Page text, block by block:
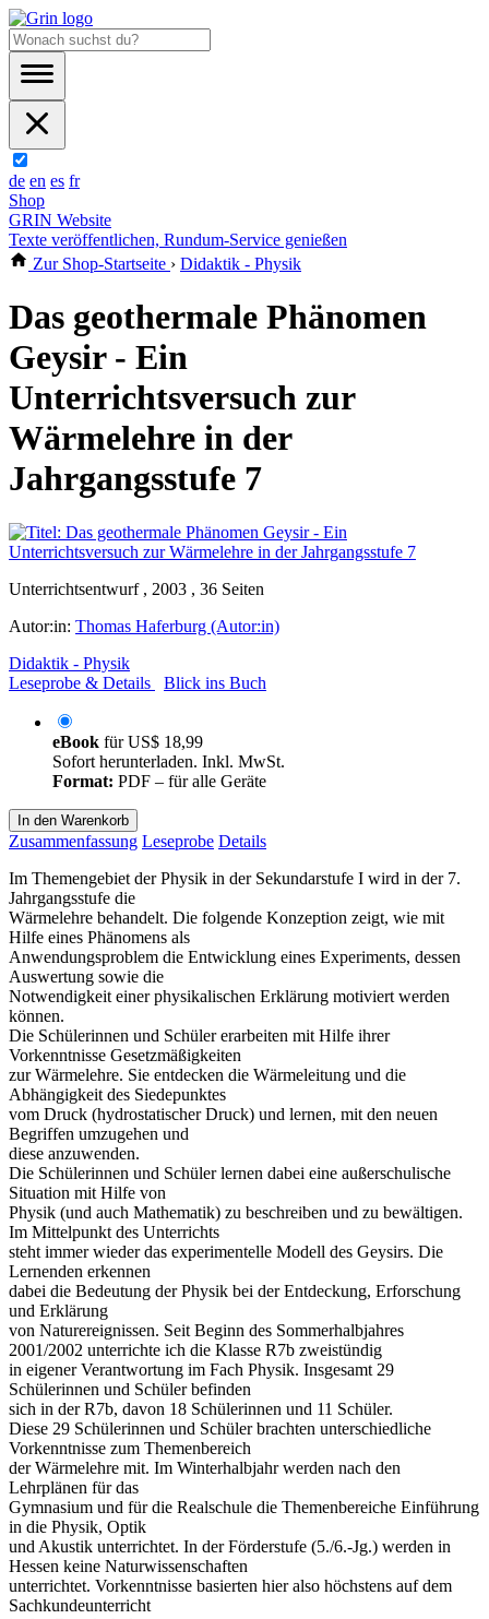
de en es fr
Shop
GRIN Website
Texte veröffentlichen, Rundum-Service genießen
Zur Shop-Startseite › Didaktik - Physik
Das geothermale Phänomen
Geysir - Ein
Unterrichtsversuch zur
Wärmelehre in der
Jahrgangsstufe 7
Unterrichtsentwurf , 2003 , 36 Seiten
Autor:in: Thomas Haferburg (Autor:in)
Didaktik - Physik
Leseprobe & Details
Blick ins Buch
eBook fürUS$ 18,99
Sofort herunterladen. Inkl. MwSt.
Format: PDF – für alle Geräte
In den Warenkorb
Zusammenfassung Leseprobe Details
Im Themengebiet der Physik in der Sekundarstufe I wird in der 7.
Jahrgangsstufe die
Wärmelehre behandelt. Die folgende Konzeption zeigt, wie mit
Hilfe eines Phänomens als
Anwendungsproblem die Entwicklung eines Experiments, dessen
Auswertung sowie die
Notwendigkeit einer physikalischen Erklärung motiviert werden
können.
Die Schülerinnen und Schüler erarbeiten mit Hilfe ihrer
Vorkenntnisse Gesetzmäßigkeiten
zur Wärmelehre. Sie entdecken die Wärmeleitung und die
Abhängigkeit des Siedepunktes
vom Druck (hydrostatischer Druck) und lernen, mit den neuen
Begriffen umzugehen und
diese anzuwenden.
Die Schülerinnen und Schüler lernen dabei eine außerschulische
Situation mit Hilfe von
Physik (und auch Mathematik) zu beschreiben und zu bewältigen.
Im Mittelpunkt des Unterrichts
steht immer wieder das experimentelle Modell des Geysirs. Die
Lernenden erkennen
dabei die Bedeutung der Physik bei der Entdeckung, Erforschung
und Erklärung
von Naturereignissen. Seit Beginn des Sommerhalbjahres
2001/2002 unterrichte ich die Klasse R7b zweistündig
in eigener Verantwortung im Fach Physik. Insgesamt 29
Schülerinnen und Schüler befinden
sich in der R7b, davon 18 Schülerinnen und 11 Schüler.
Diese 29 Schülerinnen und Schüler brachten unterschiedliche
Vorkenntnisse zum Themenbereich
der Wärmelehre mit. Im Winterhalbjahr werden nach den
Lehrplänen für das
Gymnasium und für die Realschule die Themenbereiche Einführung
in die Physik, Optik
und Akustik unterrichtet. In der Förderstufe (5./6.-Jg.) werden in
Hessen keine Naturwissenschaften
unterrichtet. Vorkenntnisse basierten hier also höchstens auf dem
Sachkundeunterricht